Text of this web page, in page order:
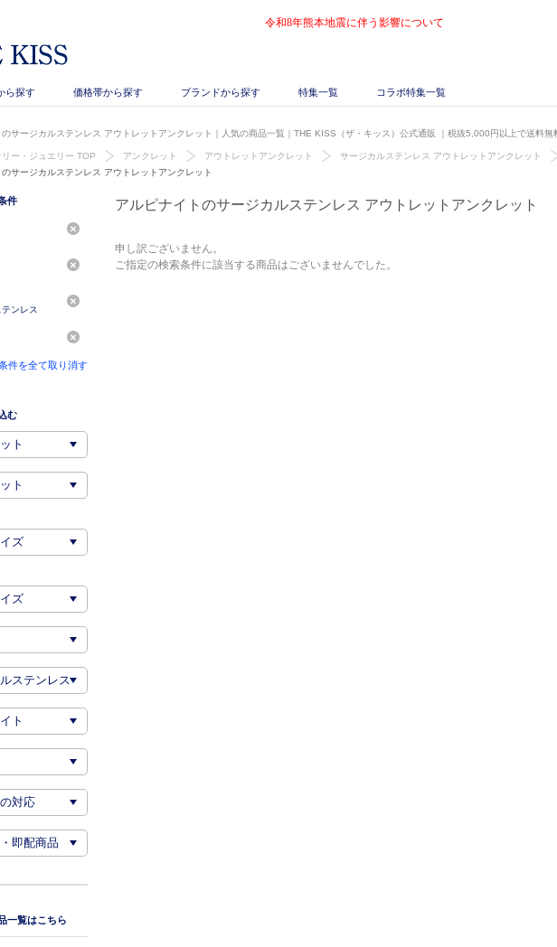
令和8年熊本地震に伴う影響について
ら探す 価格帯から探す ブランドから探す 特集一覧 コラボ特集一覧
のサージカルステンレス アウトレットアンクレット｜人気の商品一覧｜THE KISS（ザ・キッス）公式通販 ｜税抜5,000円以上で送料無
ー・ジュエリー TOP アンクレット アウトレットアンクレット
サージカルステンレス アウトレットアンクレット
サージカルステンレス アウトレットアンクレット
アルピナイトのサージカルステンレス アウトレットアンクレット
申し訳ございません。
ご指定の検索条件に該当する商品はございませんでした。
件
ンレス
件を全て取り消す
む
一覧はこちら